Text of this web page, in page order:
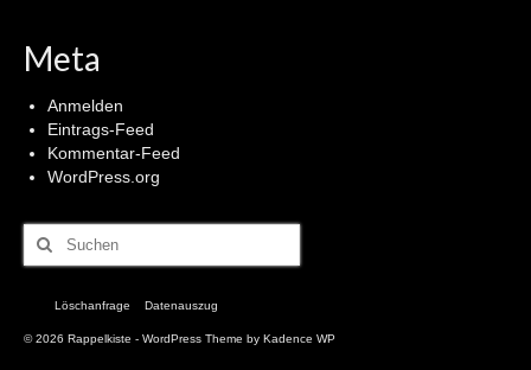
Meta
Anmelden
Eintrags-Feed
Kommentar-Feed
WordPress.org
Suchen
nach:
Löschanfrage Datenauszug
© 2026 Rappelkiste - WordPress Theme by Kadence WP